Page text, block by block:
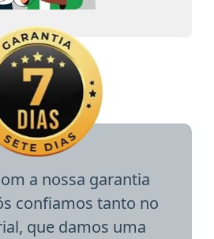
a nossa garantia
confiamos tanto no
que damos uma